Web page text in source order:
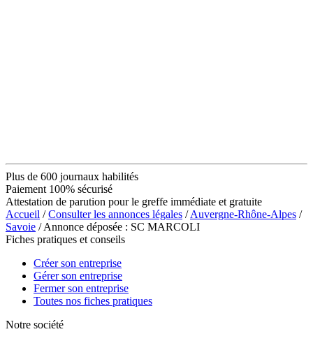
Plus de 600 journaux habilités
Paiement 100% sécurisé
Attestation de parution pour le greffe immédiate et gratuite
Accueil /Consulter les annonces légales /Auvergne-Rhône-Alpes /
Savoie / Annonce déposée : SC MARCOLI
Fiches pratiques et conseils
Créer son entreprise
Gérer son entreprise
Fermer son entreprise
Toutes nos fiches pratiques
Notre société